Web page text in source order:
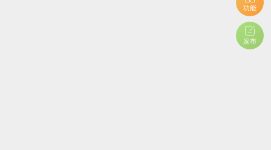
功能
发布